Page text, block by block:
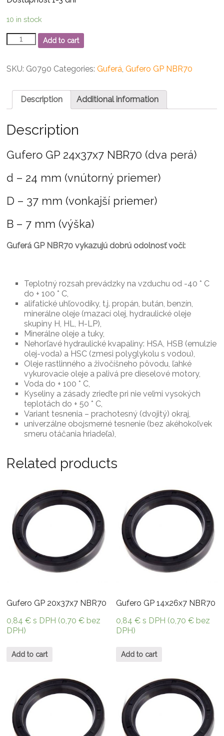
10 in stock
Gufero
GP
NBR70
Add to cart
SKU: G0790 Categories:Guferá ,Gufero GP NBR70
Description Additional information
Description
Gufero GP 24x37x7 NBR70 (dva perá)
d – 24 mm (vnútorný priemer)
D – 37 mm (vonkajší priemer)
B – 7 mm (výška)
Guferá GP NBR70 vykazujú dobrú odolnosť voči:
Teplotný rozsah prevádzky na vzduchu od -40 * C
do + 100 * C,
alifatické uhľovodíky, t.j. propán, bután, benzín,
minerálne oleje (mazací olej, hydraulické oleje
skupiny H, HL, H-LP),
Minerálne oleje a tuky,
Nehorľavé hydraulické kvapaliny: HSA, HSB (emulzie
olej-voda) a HSC (zmesi polyglykolu s vodou),
Oleje rastlinného a živočíšneho pôvodu, ľahké
vykurovacie oleje a palivá pre dieselové motory,
Voda do + 100 * C,
Kyseliny a zásady zrieďte pri nie veľmi vysokých
teplotách do + 50 * C,
Variant tesnenia – prachotesný (dvojitý) okraj,
univerzálne obojsmerné tesnenie (bez akéhokoľvek
smeru otáčania hriadeľa),
Related products
Gufero GP 20x37x7 NBR70
0,84€ s DPH (0,70€ bez
DPH)
Add to cart
Gufero GP 14x26x7 NBR70
0,84€ s DPH (0,70€ bez
DPH)
Add to cart